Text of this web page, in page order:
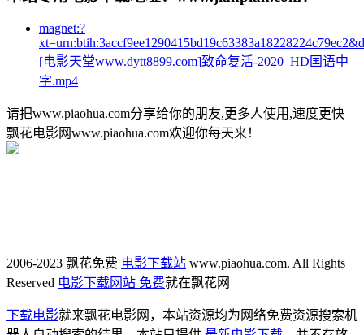
magnet:?
[电影天堂www.dytt8899.com]致命复活-2020_HD国语中
字.mp4
请把www.piaohua.com分享给你的朋友,更多人使用,速度更快
飘花电影网www.piaohua.com欢迎你每天来！
2006-2023 飘花免费 电影下载站 www.piaohua.com. All Rights
Reserved 电影下载网站 免费就在飘花网
下载电影就来飘花电影网，本站资源均为网络免费资源搜索机